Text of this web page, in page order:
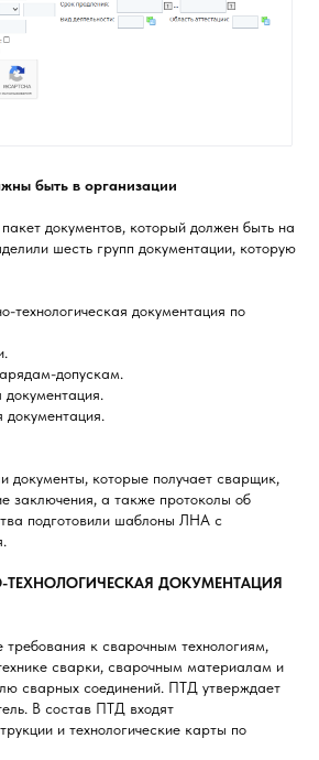
быть в организации
документов, который должен быть на
шесть групп документации, которую
технологическая документация по
допускам.
документация.
документация.
документы, которые получает сварщик,
заключения, а также протоколы об
подготовили шаблоны ЛНА с
ДОКУМЕНТАЦИЯ
требования к сварочным технологиям,
сварки, сварочным материалам и
сварных соединений. ПТД утверждает
В состав ПТД входят
и технологические карты по